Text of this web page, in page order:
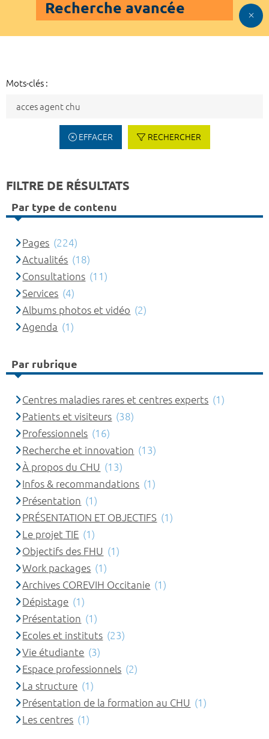
Recherche avancée
Mots-clés :
EFFACER RECHERCHER
FILTRE DE RÉSULTATS
Par type de contenu
Pages (224)
Actualités (18)
Consultations (11)
Services (4)
Albums photos et vidéo (2)
Agenda (1)
Par rubrique
Centres maladies rares et centres experts (1)
Patients et visiteurs (38)
Professionnels (16)
Recherche et innovation (13)
À propos du CHU (13)
Infos & recommandations (1)
Présentation (1)
PRÉSENTATION ET OBJECTIFS (1)
Le projet TIE (1)
Objectifs des FHU (1)
Work packages (1)
Archives COREVIH Occitanie (1)
Dépistage (1)
Présentation (1)
Ecoles et instituts (23)
Vie étudiante (3)
Espace professionnels (2)
La structure (1)
Présentation de la formation au CHU (1)
Les centres (1)